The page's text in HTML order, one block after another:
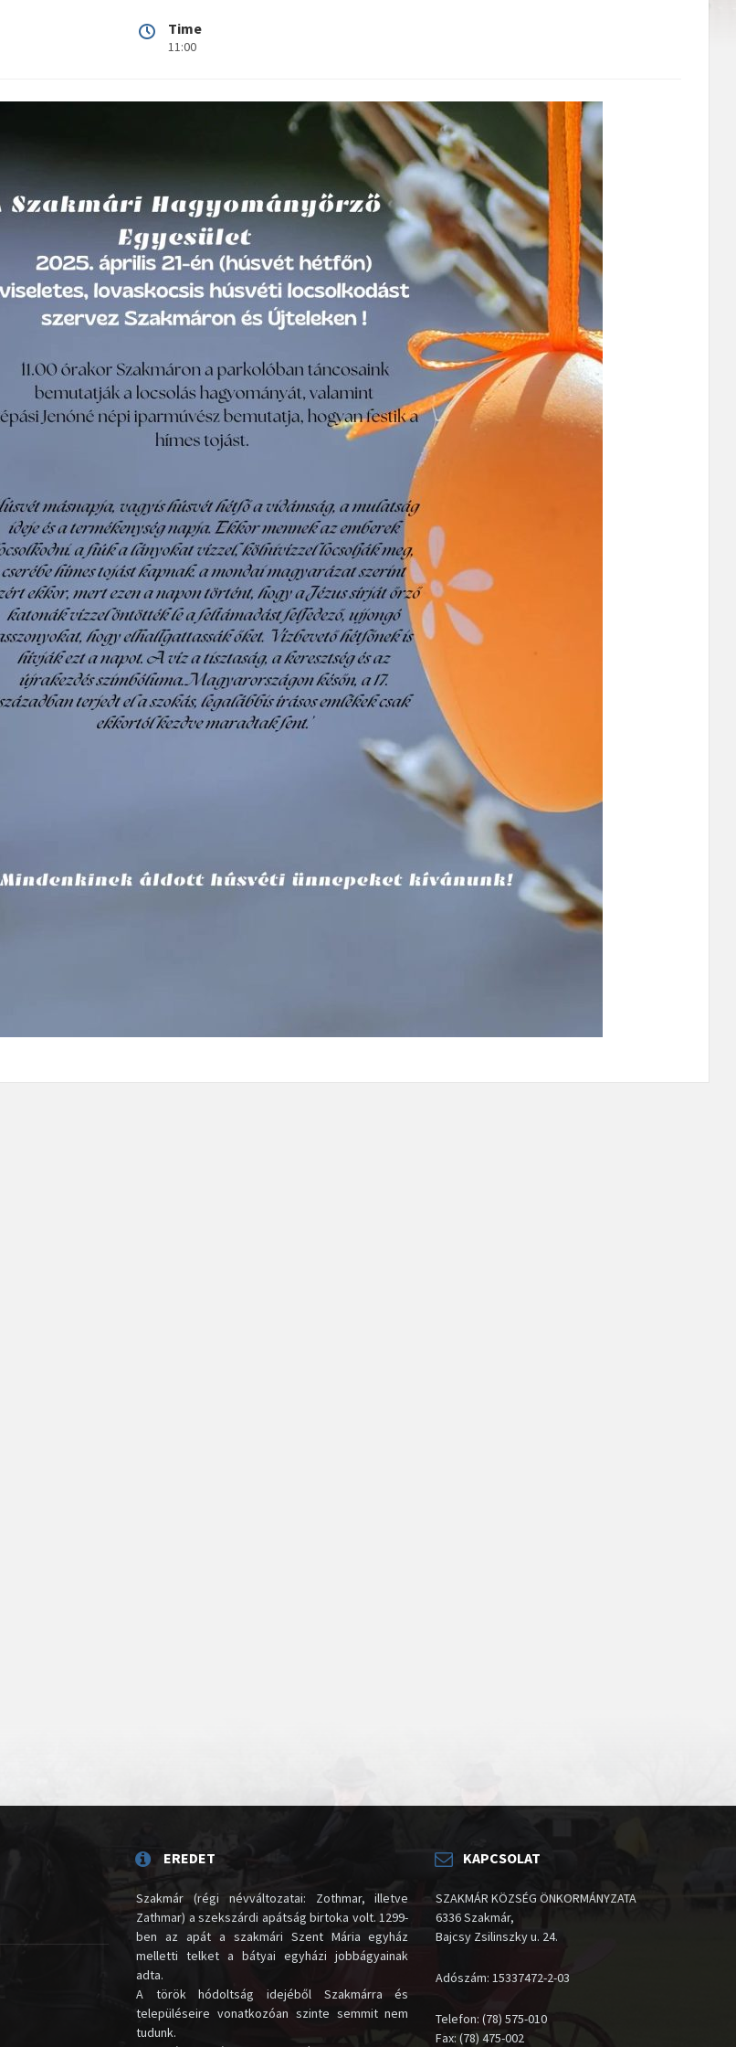
Time
11:00
EREDET
Szakmár (régi névváltozatai: Zothmar, illetve
Zathmar) a szekszárdi apátság birtoka volt. 1299-
ben az apát a szakmári Szent Mária egyház
melletti telket a bátyai egyházi jobbágyainak
adta.
A török hódoltság idejéből Szakmárra és
településeire vonatkozóan szinte semmit nem
tudunk.
KAPCSOLAT
SZAKMÁR KÖZSÉG ÖNKORMÁNYZATA
6336 Szakmár,
Bajcsy Zsilinszky u. 24.
Adószám: 15337472-2-03
Telefon: (78) 575-010
Fax: (78) 475-002